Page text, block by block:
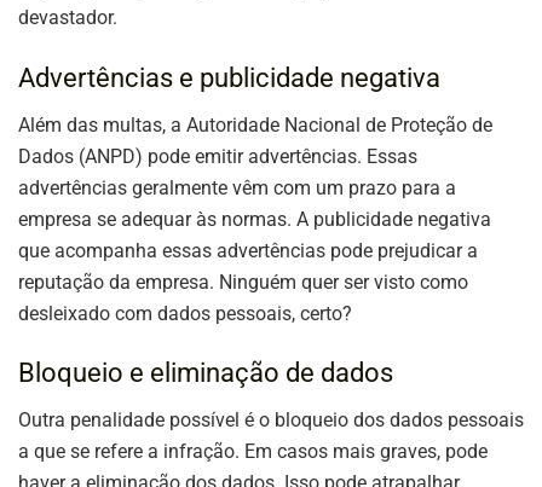
devastador.
Advertências e publicidade negativa
Além das multas, a Autoridade Nacional de Proteção de
Dados (ANPD) pode emitir advertências. Essas
advertências geralmente vêm com um prazo para a
empresa se adequar às normas. A publicidade negativa
que acompanha essas advertências pode prejudicar a
reputação da empresa. Ninguém quer ser visto como
desleixado com dados pessoais, certo?
Bloqueio e eliminação de dados
Outra penalidade possível é o bloqueio dos dados pessoais
a que se refere a infração. Em casos mais graves, pode